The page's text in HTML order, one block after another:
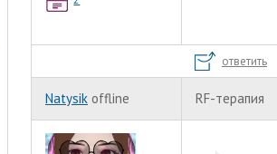
ответить
Natysik offline RF-терапия